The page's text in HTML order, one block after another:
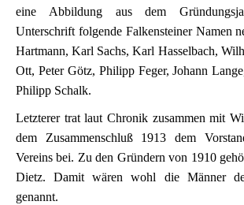
eine Abbildung aus dem
Unterschrift folgende Falkensteiner Namen
Hartmann, Karl Sachs, Karl Hasselbach,
Ott, Peter Götz, Philipp Feger, Johann
Philipp Schalk.
Letzterer trat laut Chronik zusammen mit
dem Zusammenschluß 1913 dem
Vereins bei. Zu den Gründern von 1910
Dietz. Damit wären wohl die Männer
genannt.